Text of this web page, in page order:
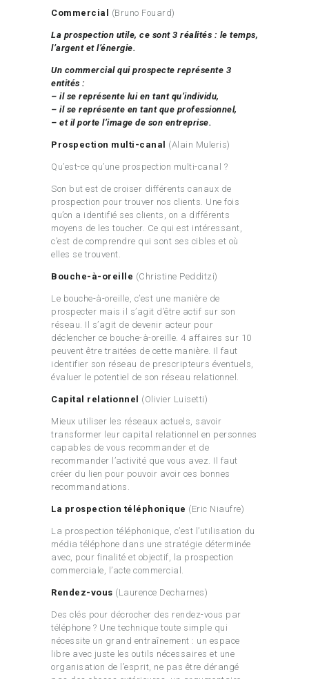
Commercial (Bruno Fouard)
La prospection utile, ce sont 3 réalités : le temps,
l’argent et l’énergie.
Un commercial qui prospecte représente 3
entités :
– il se représente lui en tant qu’individu,
– il se représente en tant que professionnel,
– et il porte l’image de son entreprise.
Prospection multi-canal (Alain Muleris)
Qu’est-ce qu’une prospection multi-canal ?
Son but est de croiser différents canaux de
prospection pour trouver nos clients. Une fois
qu’on a identifié ses clients, on a différents
moyens de les toucher. Ce qui est intéressant,
c’est de comprendre qui sont ses cibles et où
elles se trouvent.
Bouche-à-oreille (Christine Pedditzi)
Le bouche-à-oreille, c’est une manière de
prospecter mais il s’agit d’être actif sur son
réseau. Il s’agit de devenir acteur pour
déclencher ce bouche-à-oreille. 4 affaires sur 10
peuvent être traitées de cette manière. Il faut
identifier son réseau de prescripteurs éventuels,
évaluer le potentiel de son réseau relationnel.
Capital relationnel (Olivier Luisetti)
Mieux utiliser les réseaux actuels, savoir
transformer leur capital relationnel en personnes
capables de vous recommander et de
recommander l’activité que vous avez. Il faut
créer du lien pour pouvoir avoir ces bonnes
recommandations.
La prospection téléphonique (Eric Niaufre)
La prospection téléphonique, c’est l’utilisation du
média téléphone dans une stratégie déterminée
avec, pour finalité et objectif, la prospection
commerciale, l’acte commercial.
Rendez-vous (Laurence Decharnes)
Des clés pour décrocher des rendez-vous par
téléphone ? Une technique toute simple qui
nécessite un grand entraînement : un espace
libre avec juste les outils nécessaires et une
organisation de l’esprit, ne pas être dérangé